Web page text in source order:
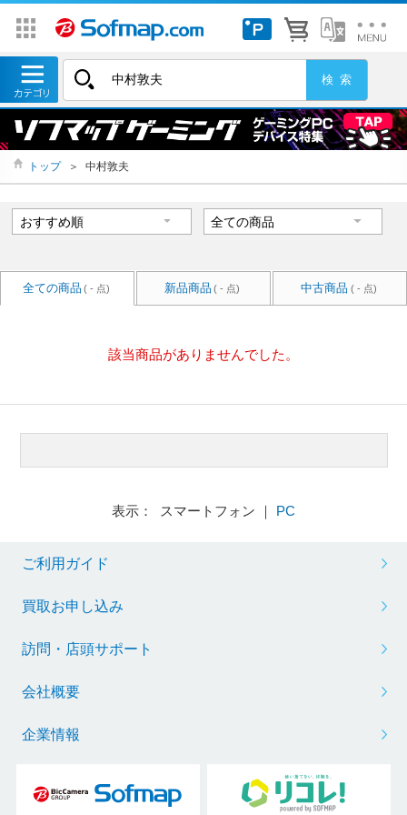
トップ ＞ 中村敦夫
全ての商品 ( - 点) 新品商品 ( - 点) 中古商品 ( - 点)
該当商品がありませんでした。
表示： スマートフォン ｜ PC
ご利用ガイド
買取お申し込み
訪問・店頭サポート
会社概要
企業情報